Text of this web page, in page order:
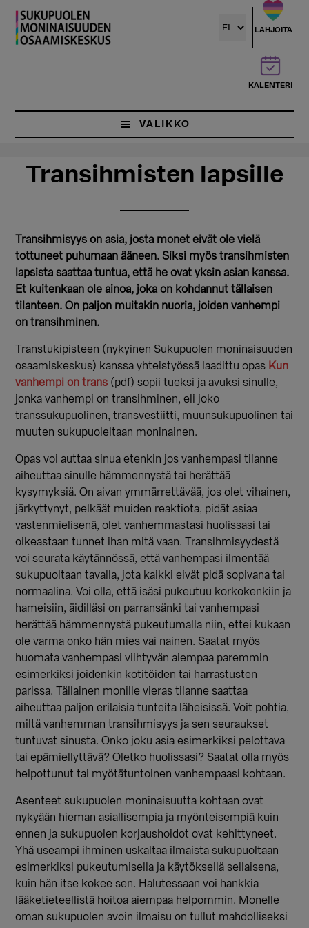
Hyppää
pääsisältöön
Hyppää
ensisijaiseen
sivupalkkiin
LAHJOITA
KALENTERI
VALIKKO
Transihmisten lapsille
Transihmisyys on asia, josta monet eivät ole vielä
tottuneet puhumaan ääneen. Siksi myös transihmisten
lapsista saattaa tuntua, että he ovat yksin asian kanssa.
Et kuitenkaan ole ainoa, joka on kohdannut tällaisen
tilanteen. On paljon muitakin nuoria, joiden vanhempi
on transihminen.
Transtukipisteen (nykyinen Sukupuolen moninaisuuden
osaamiskeskus) kanssa yhteistyössä laadittu opas Kun
vanhempi on trans (pdf) sopii tueksi ja avuksi sinulle,
jonka vanhempi on transihminen, eli joko
transsukupuolinen, transvestiitti, muunsukupuolinen tai
muuten sukupuoleltaan moninainen.
Opas voi auttaa sinua etenkin jos vanhempasi tilanne
aiheuttaa sinulle hämmennystä tai herättää
kysymyksiä. On aivan ymmärrettävää, jos olet vihainen,
järkyttynyt, pelkäät muiden reaktiota, pidät asiaa
vastenmielisenä, olet vanhemmastasi huolissasi tai
oikeastaan tunnet ihan mitä vaan. Transihmisyydestä
voi seurata käytännössä, että vanhempasi ilmentää
sukupuoltaan tavalla, jota kaikki eivät pidä sopivana tai
normaalina. Voi olla, että isäsi pukeutuu korkokenkiin ja
hameisiin, äidilläsi on parransänki tai vanhempasi
herättää hämmennystä pukeutumalla niin, ettei kukaan
ole varma onko hän mies vai nainen. Saatat myös
huomata vanhempasi viihtyvän aiempaa paremmin
esimerkiksi joidenkin kotitöiden tai harrastusten
parissa. Tällainen monille vieras tilanne saattaa
aiheuttaa paljon erilaisia tunteita läheisissä. Voit pohtia,
miltä vanhemman transihmisyys ja sen seuraukset
tuntuvat sinusta. Onko joku asia esimerkiksi pelottava
tai epämiellyttävä? Oletko huolissasi? Saatat olla myös
helpottunut tai myötätuntoinen vanhempaasi kohtaan.
Asenteet sukupuolen moninaisuutta kohtaan ovat
nykyään hieman asiallisempia ja myönteisempiä kuin
ennen ja sukupuolen korjaushoidot ovat kehittyneet.
Yhä useampi ihminen uskaltaa ilmaista sukupuoltaan
esimerkiksi pukeutumisella ja käytöksellä sellaisena,
kuin hän itse kokee sen. Halutessaan voi hankkia
lääketieteellistä hoitoa aiempaa helpommin. Monelle
oman sukupuolen avoin ilmaisu on tullut mahdolliseksi